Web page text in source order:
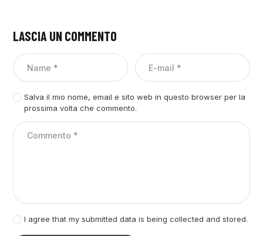
LASCIA UN COMMENTO
Salva il mio nome, email e sito web in questo browser per la
prossima volta che commento.
I agree that my submitted data is being collected and stored.